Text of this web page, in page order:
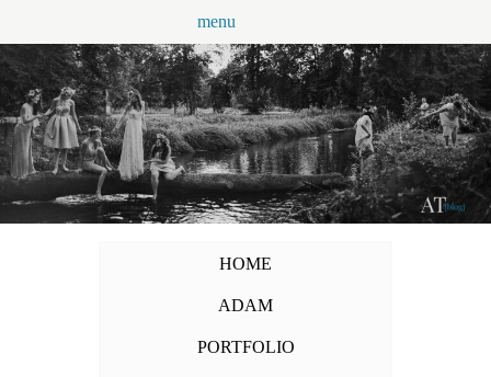
treści
menu
HOME
ADAM
PORTFOLIO